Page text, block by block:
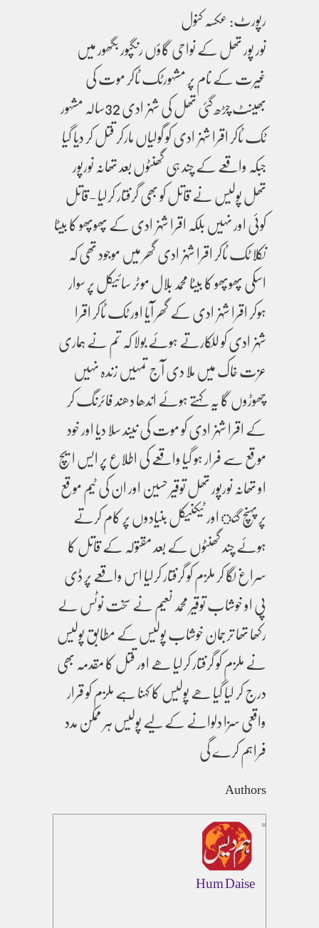
رپورٹ: عکسہ کنول
نور پور تھل کے نواحی گاؤں رنگپور بگھور میں
غیرت کے نام پر مشہورٹک ٹاکر موت کی
بھینٹ چڑھ گئی تھل کی شہزادی 32سالہ مشہور
ٹک ٹاکر اقرا شہزادی کو گولیاں مارکر قتل کر دیا گیا
جبکہ واقعے کے چند ہی گھنٹوں بعد تھانہ نورپور
تھل پولیس نے قاتل کو بھی گرفتار کرلیا -قاتل
کوئی اور نہیں بلکہ اقرا شہزادی کے پھوپھو کا بیٹا
نکلا ٹک ٹاکر اقرا شہزادی گھر میں موجود تھی کہ
اسکی پھوپھو کا بیٹا محمد بلال موٹر سائیکل پر سوار
ہوکر اقرا شہزادی کے گھر آیا اور ٹک ٹاکر اقرا
شہزادی کو للکارتے ہوئے بولا کہ تم نے ہماری
عزت خاک میں ملا دی آج تمہیں زندہ نہیں
چھوڑوں گا یہ کہتے ہوئے اندھا دھند فائرنگ کر
کے اقرا شہزادی کو موت کی نیند سلا دیا اور خود
موقع سے فرار ہو گیا واقعے کی اطلاع پر ایس ایچ
او تھانہ نورپور تھل توقیر حسین اور ان کی ٹیم موقع
پر پہنچ گئ اور ٹیکنیکل بنیادوں پر کام کرتے
ہوئے چند گھنٹوں کے بعد مقتولہ کے قاتل کا
سراغ لگا کر ملزم کو گرفتار کرلیا اس واقعے پر ڈی
پی او خوشاب توقیر محمد نعیم نے سخت نوٹس لے
رکھا تھا ترجمان خوشاب پولیس کے مطابق پولیس
نے ملزم کو گرفتار کرلیا ھے اور قتل کا مقدمہ بھی
درج کر لیا گیا ھے پولیس کا کہنا ہے ملزم کو قرار
واقعی سزا دلوانے کے لیے پولیس ہر ممکن مدد
فراہم کرے گی
Authors
Hum Daise